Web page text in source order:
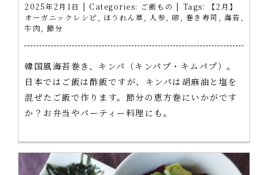
2025年2月1日 | Categories: ご飯もの | Tags:
【2月】
オーガニックレシピ
ほうれん草 人参 卵 巻き寿司 海苔
牛肉
節分
韓国風海苔巻き、キンパ（キンパプ・キムパプ）。
日本ではご飯は酢飯ですが、キンパは胡麻油と塩を
混ぜたご飯で作ります。節分の恵方巻にいかがです
か？お弁当やパーティー料理にも。